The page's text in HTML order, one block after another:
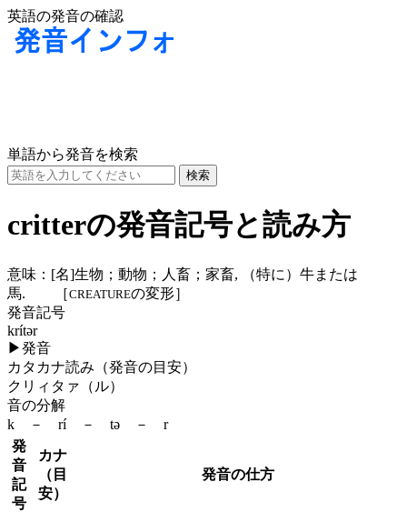
英語の発音の確認
単語から発音を検索
critterの発音記号と読み方
意味： [名]生物；動物；人畜；家畜, （特に）牛または
馬. ［CREATUREの変形］
発音記号
krítər
▶発音
カタカナ読み（発音の目安）
クリィタァ（ル）
音の分解
k － rí － tə － r
発
音
記
号
カナ
（目
安）
発音の仕方